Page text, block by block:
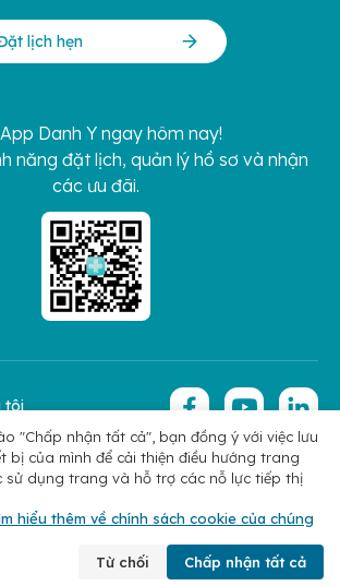
lịch hẹn
Danh Y ngay hôm nay!
năng đặt lịch, quản lý hồ sơ và nhận
các ưu đãi.
Copyright 2026 © Hoan My Corporation
tôi
Đặt lịch Liên hệ
"Chấp nhận tất cả", bạn đồng ý với việc lưu
bị của mình để cải thiện điều hướng trang
sử dụng trang và hỗ trợ các nỗ lực tiếp thị
hiểu thêm về chính sách cookie của chúng
Từ chối
Chấp nhận tất cả